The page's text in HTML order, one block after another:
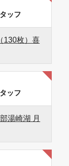
ッフ
130枚）喜
ッフ
湯崎湖 月